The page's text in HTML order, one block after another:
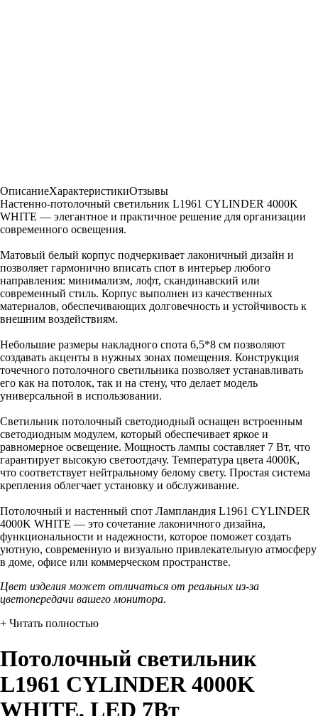
ОписаниеХарактеристикиОтзывы
Настенно-потолочный светильник L1961 CYLINDER 4000K
WHITE — элегантное и практичное решение для организации
современного освещения.
Матовый белый корпус подчеркивает лаконичный дизайн и
позволяет гармонично вписать спот в интерьер любого
направления: минимализм, лофт, скандинавский или
современный стиль. Корпус выполнен из качественных
материалов, обеспечивающих долговечность и устойчивость к
внешним воздействиям.
Небольшие размеры накладного спота 6,5*8 см позволяют
создавать акценты в нужных зонах помещения. Конструкция
точечного потолочного светильника позволяет устанавливать
его как на потолок, так и на стену, что делает модель
универсальной в использовании.
Светильник потолочный светодиодный оснащен встроенным
светодиодным модулем, который обеспечивает яркое и
равномерное освещение. Мощность лампы составляет 7 Вт, что
гарантирует высокую светоотдачу. Температура цвета 4000К,
что соответствует нейтральному белому свету. Простая система
крепления облегчает установку и обслуживание.
Потолочный и настенный спот Лампландия L1961 CYLINDER
4000K WHITE — это сочетание лаконичного дизайна,
функциональности и надежности, которое поможет создать
уютную, современную и визуально привлекательную атмосферу
в доме, офисе или коммерческом пространстве.
Цвет изделия может отличаться от реальных из-за
цветопередачи вашего монитора.
+ Читать полностью
Потолочный светильник
L1961 CYLINDER 4000K
WHITE, LED 7Вт